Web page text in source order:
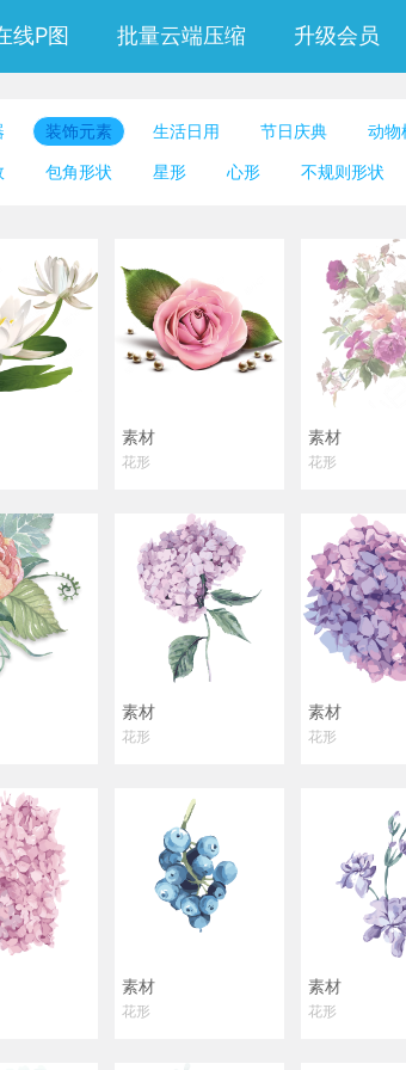
线P图 批量云端压缩 升级会员
装饰元素 生活日用 节日庆典
动物
包角形状 星形 心形 不规则形状
素材
花形
素材
花形
素材
花形
素材
花形
素材
花形
素材
花形